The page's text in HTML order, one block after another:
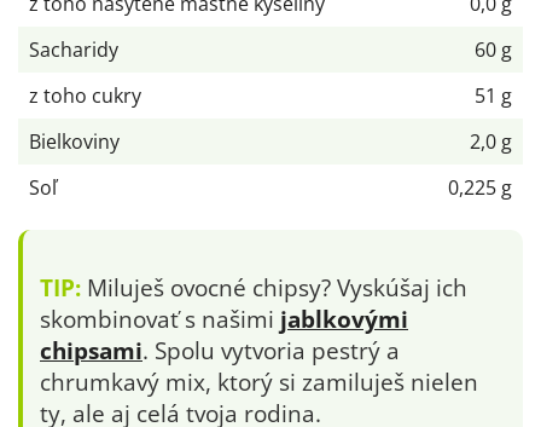
Sacharidy
60 g
z toho cukry
51 g
Bielkoviny
2,0 g
Soľ
0,225 g
TIP: Miluješ ovocné chipsy? Vyskúšaj ich
skombinovať s našimi jablkovými
chipsami. Spolu vytvoria pestrý a
chrumkavý mix, ktorý si zamiluješ nielen
ty, ale aj celá tvoja rodina.